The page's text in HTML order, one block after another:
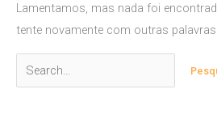
Lamentamos, mas nada foi
tente novamente com outras palavras.
Pesquisar
por: